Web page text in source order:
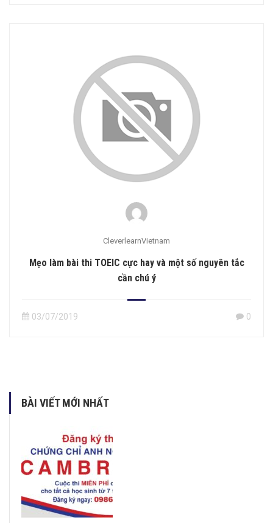
CleverlearnVietnam
Mẹo làm bài thi TOEIC cực hay và một số nguyên tắc
cần chú ý
03/07/2019 0
BÀI VIẾT MỚI NHẤT